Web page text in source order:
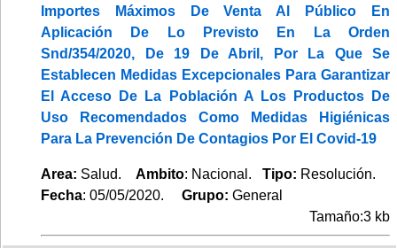
Importes Máximos De Venta Al Público En
Aplicación De Lo Previsto En La Orden
Snd/354/2020, De 19 De Abril, Por La Que Se
Establecen Medidas Excepcionales Para Garantizar
El Acceso De La Población A Los Productos De
Uso Recomendados Como Medidas Higiénicas
Para La Prevención De Contagios Por El Covid-19
Area: Salud. Ambito: Nacional. Tipo: Resolución.
Fecha: 05/05/2020. Grupo: General
Tamaño:3 kb